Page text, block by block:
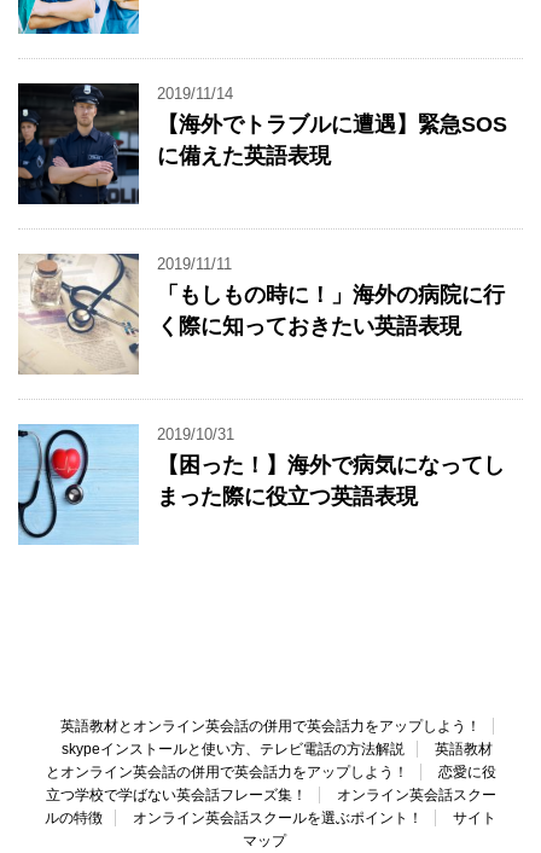
2019/11/14
【海外でトラブルに遭遇】緊急SOS
に備えた英語表現
2019/11/11
「もしもの時に！」海外の病院に行
く際に知っておきたい英語表現
2019/10/31
【困った！】海外で病気になってし
まった際に役立つ英語表現
英語教材とオンライン英会話の併用で英会話力をアップしよう！
skypeインストールと使い方、テレビ電話の方法解説
英語教材
とオンライン英会話の併用で英会話力をアップしよう！
恋愛に役
立つ学校で学ばない英会話フレーズ集！
オンライン英会話スクー
ルの特徴
オンライン英会話スクールを選ぶポイント！
サイト
マップ